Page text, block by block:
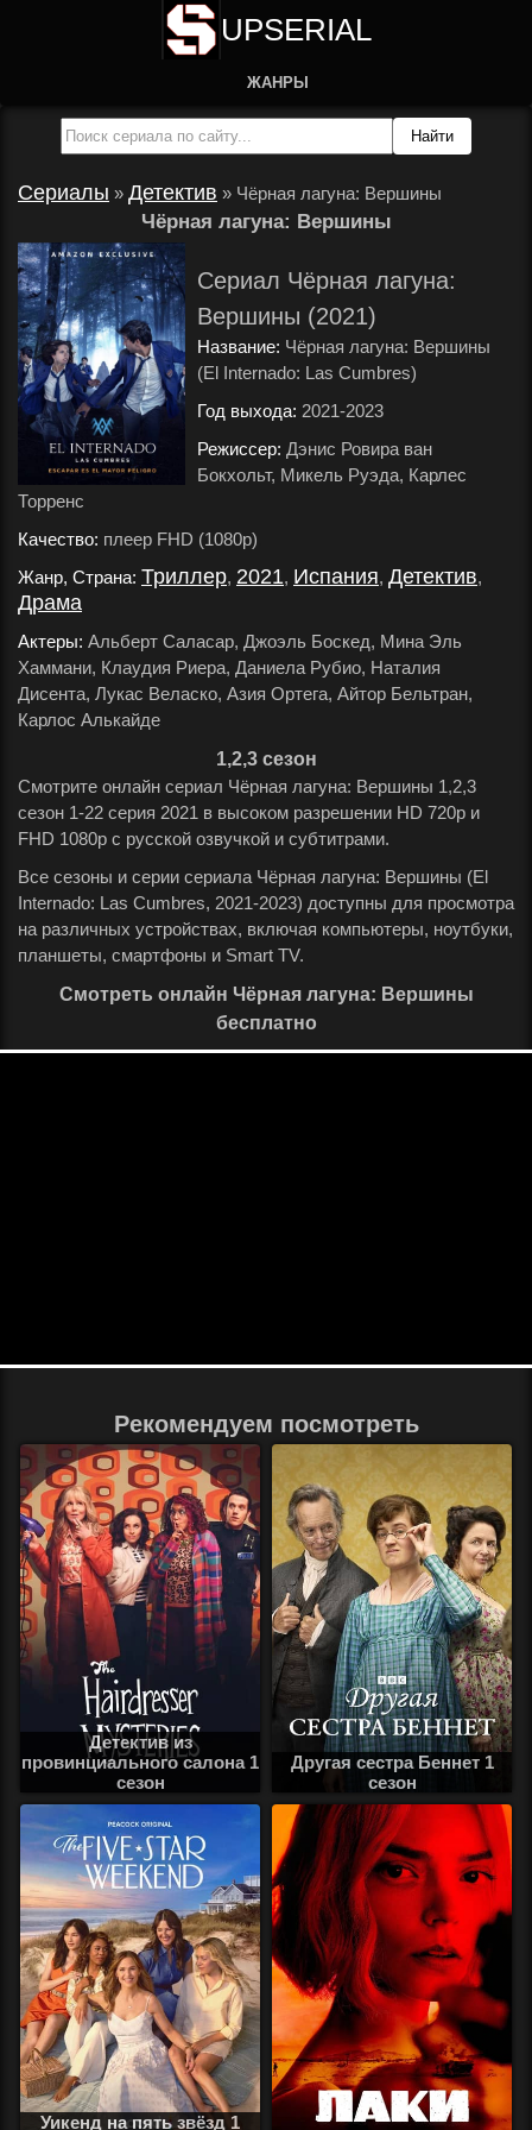
UPSERIAL
ЖАНРЫ
Сериалы » Детектив » Чёрная лагуна: Вершины
Чёрная лагуна: Вершины
Сериал Чёрная лагуна:
Вершины (2021)
Название: Чёрная лагуна: Вершины
(El Internado: Las Cumbres)
Год выхода: 2021-2023
Режиссер: Дэнис Ровира ван
Бокхольт, Микель Руэда, Карлес
Торренс
Качество: плеер FHD (1080p)
Жанр, Страна: Триллер, 2021, Испания, Детектив,
Драма
Актеры: Альберт Саласар, Джоэль Боскед, Мина Эль
Хаммани, Клаудия Риера, Даниела Рубио, Наталия
Дисента, Лукас Веласко, Азия Ортега, Айтор Бельтран,
Карлос Алькайде
1,2,3 сезон
Смотрите онлайн сериал Чёрная лагуна: Вершины 1,2,3
сезон 1-22 серия 2021 в высоком разрешении HD 720p и
FHD 1080p с русской озвучкой и субтитрами.
Все сезоны и серии сериала Чёрная лагуна: Вершины (El
Internado: Las Cumbres, 2021-2023) доступны для просмотра
на различных устройствах, включая компьютеры, ноутбуки,
планшеты, смартфоны и Smart TV.
Смотреть онлайн Чёрная лагуна: Вершины
бесплатно
Рекомендуем посмотреть
Детектив из
провинциального салона 1
сезон
Другая сестра Беннет 1
сезон
Уикенд на пять звёзд 1